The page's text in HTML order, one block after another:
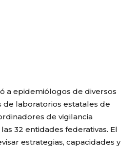
a epidemiólogos de diversos
de laboratorios estatales de
de vigilancia
32 entidades federativas. El
estrategias, capacidades y